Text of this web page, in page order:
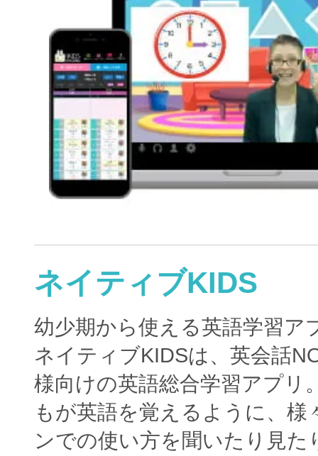
ネイティブKIDS
幼少期から使える英語学習ア
ネイティブKIDSは、英会話
様向けの英語総合学習アプリ
もが英語を覚えるように、
ンでの使い方を聞いたり見た